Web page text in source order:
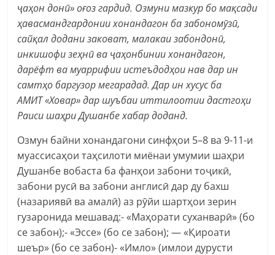
ҷаҳон донӣ» оғоз гардид. Озмуни мазкур бо мақсади
ҳавасмандгардонии хонандагон ба забономӯзӣ,
сайқал додани заковат, малакаи забондонӣ,
инкишофи зеҳнӣ ва ҷаҳонбинии хонандагон,
дарёфт ва муаррифии истеъдодҳои нав дар ин
самтҳо баргузор мегарадад. Дар ин хусус ба
АМИТ«Ховар» дар шуъбаи иттилоотии дастгоҳи
Раиси шаҳри Душанбе хабар доданд.
Озмун байни хонандагони синфҳои 5–8 ва 9-11-и
муассисаҳои таҳсилоти миёнаи умумии шаҳри
Душанбе вобаста ба фанҳои забони тоҷикӣ,
забони русӣ ва забони англисӣ дар ду бахш
(назариявӣ ва амалӣ) аз рӯйи шартҳои зерин
гузаронида мешавад:- «Маҳорати суханварӣ» (бо
се забон);- «Эссе» (бо се забон); — «Қироати
шеър» (бо се забон)- «Имло» (имлои дурусти